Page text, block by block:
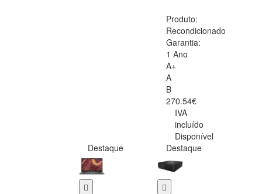
Produto:
Recondicionado
Garantia:
1 Ano
A+
A
B
270.54€
IVA
incluído
Disponível
Destaque
Destaque